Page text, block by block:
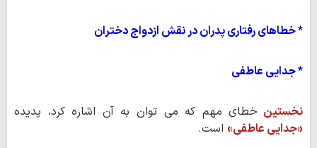
* خطاهای رفتاری پدران در نقش ازدواج دختران
* جدایی عاطفی
نخستین خطای مهم که می توان به آن اشاره کرد، پدیده
«جدایی عاطفی» است.